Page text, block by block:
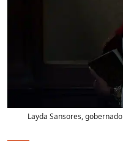
Layda Sansores,